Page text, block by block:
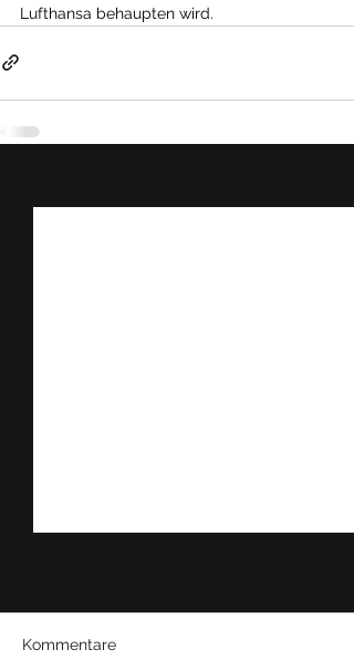
Lufthansa behaupten wird.
Kommentare